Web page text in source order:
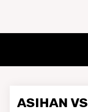
ASIHAN